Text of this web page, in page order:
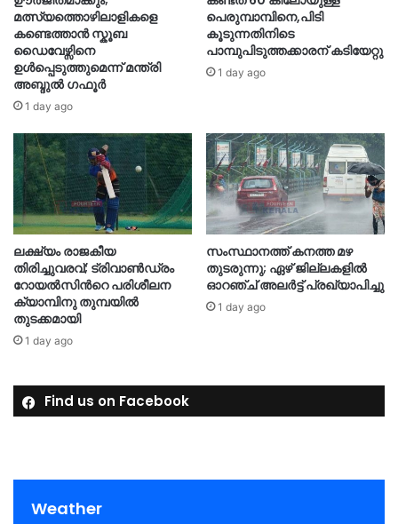
മത്സ്യത്തൊഴിലാളികളെ
കണ്ടെത്താൻ സ്കൂബ
ഡൈവേഴ്സിനെ
ഉൾപ്പെടുത്തുമെന്ന് മന്ത്രി
അബ്ദുൽ ഗഫൂർ
1 day ago
പെരുമ്പാമ്പിനെ,പിടി
കൂടുന്നതിനിടെ
പാമ്പുപിടുത്തക്കാരന് കടിയേറ്റു
1 day ago
ലക്ഷ്യം രാജകീയ
തിരിച്ചുവരവ്; ട്രിവാൺഡ്രം
റോയൽസിന്‍റെ പരിശീലന
ക്യാമ്പിനു തുമ്പയില്‍
തുടക്കമായി
1 day ago
സംസ്ഥാനത്ത് കനത്ത മഴ
തുടരുന്നു; ഏഴ് ജില്ലകളിൽ
ഓറഞ്ച് അലർട്ട് പ്രഖ്യാപിച്ചു
1 day ago
Find us on Facebook
Weather